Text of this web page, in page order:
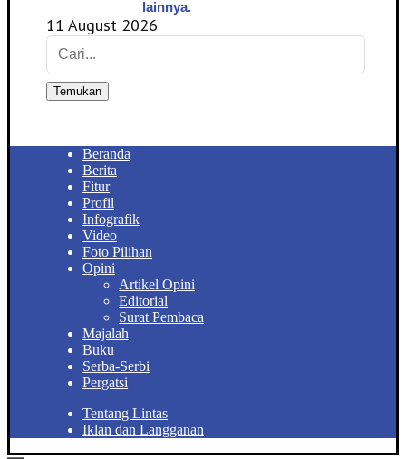
lainnya.
11 August 2026
Temukan
Beranda
Berita
Fitur
Profil
Infografik
Video
Foto Pilihan
Opini
Artikel Opini
Editorial
Surat Pembaca
Majalah
Buku
Serba-Serbi
Pergatsi
Tentang Lintas
Iklan dan Langganan